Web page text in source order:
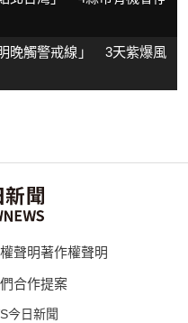
晚觸警戒線」 3天紫爆風
聲明著作權聲明
合作提案
今日新聞